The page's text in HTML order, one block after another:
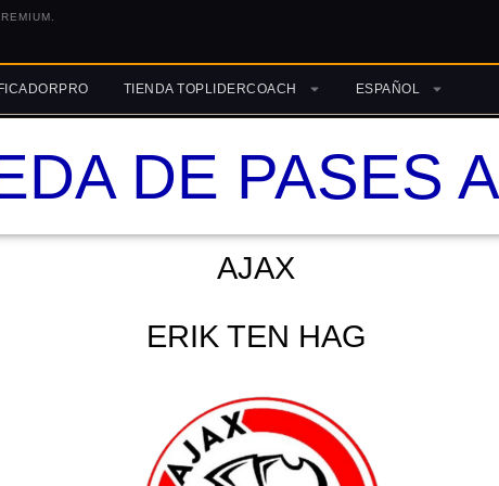
TIENDA TOPLIDERCOACH ESPAÑOL
DE PASES
AJAX
ERIK TEN HAG